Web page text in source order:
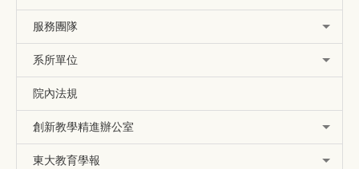
服務團隊
系所單位
院內法規
創新教學精進辦公室
東大教育學報